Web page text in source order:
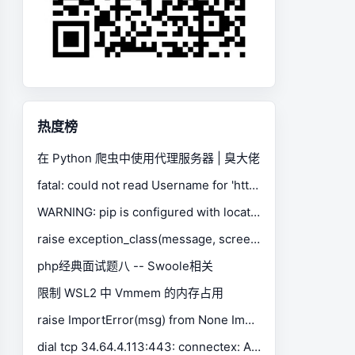
热度榜
在 Python 爬虫中使用代理服务器 | 臭大佬
fatal: could not read Username for 'https://gitee.com': No such device or address
WARNING: pip is configured with locations that require TLS/SSL, however the ssl module in Python is not available.
raise exception_class(message, screen, stacktrace) selenium.common.exceptions.SessionNotCreatedException
php经典面试题八 -- Swoole相关
限制 WSL2 中 Vmmem 的内存占用
raise ImportError(msg) from None ImportError: Missing optional dependency 'xlrd'. Install xlrd >= 1.0.0 for Excel support Use pip or conda to install xlrd.
dial tcp 34.64.4.113:443: connectex: A connection attempt failed because the connected party did not properly respond after a period of time, or established connection failed because connected host has failed to respond.